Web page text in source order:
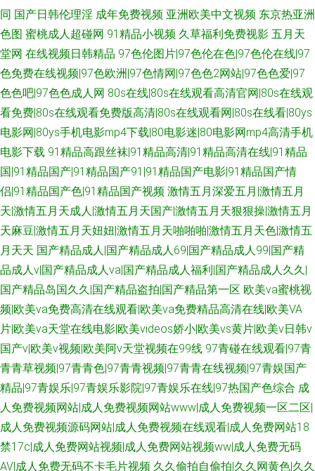
同 国产日韩伦理淫 成年免费视频 亚洲欧美中文视频 东京热亚洲
色图 蜜桃成人超碰网 91精品小视频 久草福利免费视影 五月天
堂网 在线视频日韩精品 97色伦图片|97色伦在色|97色伦在线|97
色免费在线视频|97色欧洲|97色情网|97色色2网站|97色色爱|97
色色吧|97色色成人网 80s在线|80s在线观看高清官网|80s在线观
看免费|80s在线观看免费版高清|80s在线观看网|80s在线看|80ys
电影网|80ys手机电影mp4下载|80电影迷|80电影网mp4高清手机
电影下载 91精品高跟丝袜|91精品高清|91精品高清在线|91精品
国|91精品国产|91精品国产91|91精品国产电影|91精品国产情
侣|91精品国产色|91精品国产视频 激情五月深爱五月|激情五月
天|激情五月天成人|激情五月天国产|激情五月天狠狠操|激情五月
天麻豆|激情五月天妞妞|激情五月天啪啪啪|激情五月天色|激情五
月天天 国产精品成人|国产精品成人69|国产精品成人99|国产精
品成人v|国产精品成人va|国产精品成人福利|国产精品成人久久|
国产精品岛国久久|国产精品盗拍|国产精品第一区 欧美va蜜桃视
频|欧美va免费高清在线观看|欧美va免费精品高清在线|欧美VA
片|欧美va天堂在线电影|欧美videos娇小|欧美vs黄片|欧美v日韩v
国产v|欧美v视频|欧美阿v天堂视频在99线 97青碰在线观看|97青
青青草视频|97青青色|97青青视频|97青青在线视频|97青娱国产
精品|97青娱乐|97青娱乐影院|97青娱乐在线|97热国产色综合 成
人免费视频网站|成人免费视频网站www|成人免费视频一区二区|
成人免费视频源码网站|成人免费视频在线观看|成人免费网站18
禁17c|成人免费网站视频|成人免费网站视频ww|成人免费无码
AV|成人免费无码不卡毛片视频 久久偷拍自偷拍|久久网黄色|久久